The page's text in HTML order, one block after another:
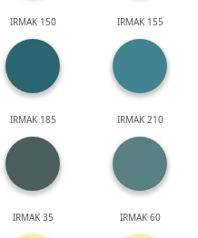
IRMAK 150 IRMAK 155
IRMAK 185 IRMAK 210
IRMAK 35 IRMAK 60